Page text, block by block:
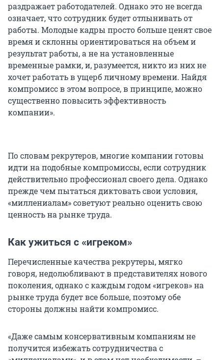
раздражает работодателей. Однако это не всегда
означает, что сотрудник будет отлынивать от
работы. Молодые кадры просто больше ценят свое
время и склонны ориентироваться на объем и
результат работы, а не на установленные
временные рамки, и, разумеется, никто из них не
хочет работать в ущерб личному времени. Найдя
компромисс в этом вопросе, в принципе, можно
существенно повысить эффективность
компании».
По словам рекрутеров, многие компании готовы
идти на подобные компромиссы, если сотрудник
действительно профессионал своего дела. Однако
прежде чем пытаться диктовать свои условия,
«миллениалам» советуют реально оценить свою
ценность на рынке труда.
Как ужиться с «игреком»
Перечисленные качества рекрутеры, мягко
говоря, недолюбливают в представителях нового
поколения, однако с каждым годом «игреков» на
рынке труда будет все больше, поэтому обе
стороны должны найти компромисс.
«Даже самым консервативным компаниям не
получится избежать сотрудничества с